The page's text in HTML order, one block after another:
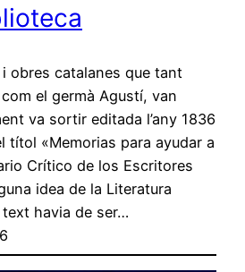
i obres catalanes que tant
el germà Agustí, van
va sortir editada l’any 1836
títol «Memorias para ayudar a
Crítico de los Escritores
idea de la Literatura
havia de ser…